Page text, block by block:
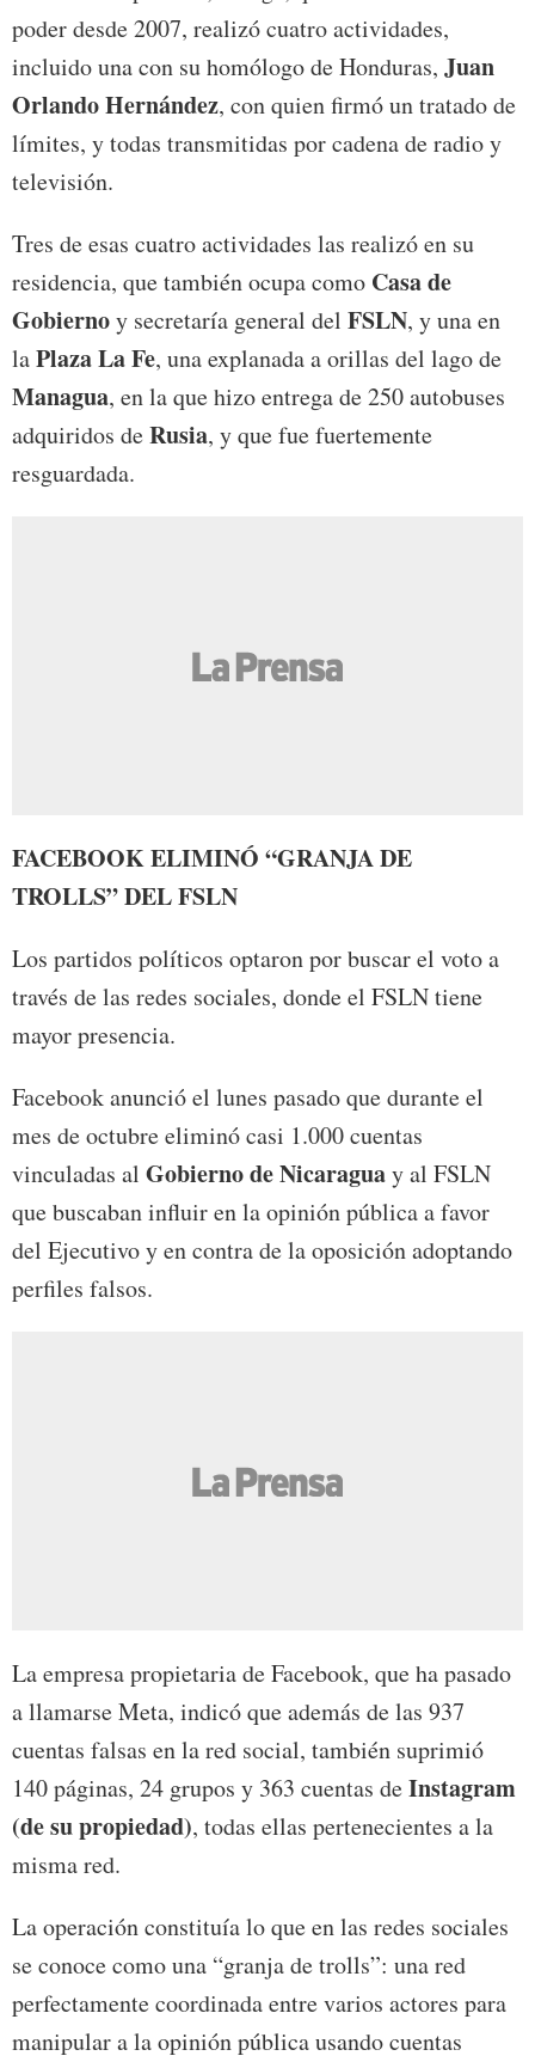
poder desde 2007, realizó cuatro actividades,
incluido una con su homólogo de Honduras, Juan
Orlando Hernández, con quien firmó un tratado de
límites, y todas transmitidas por cadena de radio y
televisión.
Tres de esas cuatro actividades las realizó en su
residencia, que también ocupa como Casa de
Gobiernoy secretaría general del FSLN, y una en
laPlaza La Fe, una explanada a orillas del lago de
Managua, en la que hizo entrega de 250 autobuses
adquiridos deRusia, y que fue fuertemente
resguardada.
FACEBOOK ELIMINÓ “GRANJA DE
TROLLS” DEL FSLN
Los partidos políticos optaron por buscar el voto a
través de las redes sociales, donde el FSLN tiene
mayor presencia.
Facebook anunció el lunes pasado que durante el
mes de octubre eliminó casi 1.000 cuentas
vinculadas al Gobierno de Nicaraguay al FSLN
que buscaban influir en la opinión pública a favor
del Ejecutivo y en contra de la oposición adoptando
perfiles falsos.
La empresa propietaria de Facebook, que ha pasado
a llamarse Meta, indicó que además de las 937
cuentas falsas en la red social, también suprimió
140 páginas, 24 grupos y 363 cuentas deInstagram
(de su propiedad), todas ellas pertenecientes a la
misma red.
La operación constituía lo que en las redes sociales
se conoce como una “granja de trolls”: una red
perfectamente coordinada entre varios actores para
manipular a la opinión pública usando cuentas